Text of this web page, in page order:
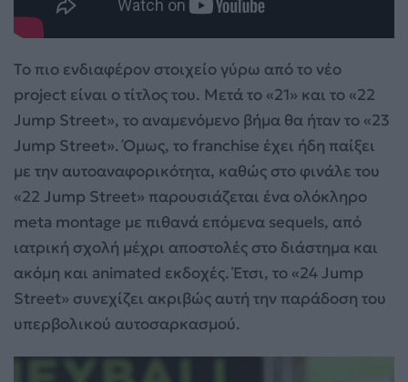
Το πιο ενδιαφέρον στοιχείο γύρω από το νέο
project είναι ο τίτλος του. Μετά το «21» και το «22
Jump Street», το αναμενόμενο βήμα θα ήταν το «23
Jump Street». Όμως, το franchise έχει ήδη παίξει
με την αυτοαναφορικότητα, καθώς στο φινάλε του
«22 Jump Street» παρουσιάζεται ένα ολόκληρο
meta montage με πιθανά επόμενα sequels, από
ιατρική σχολή μέχρι αποστολές στο διάστημα και
ακόμη και animated εκδοχές. Έτσι, το «24 Jump
Street» συνεχίζει ακριβώς αυτή την παράδοση του
υπερβολικού αυτοσαρκασμού.